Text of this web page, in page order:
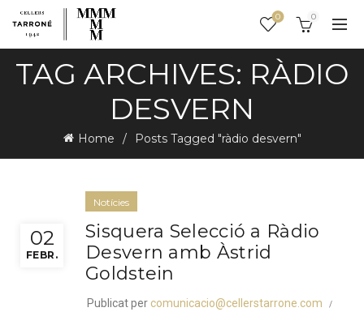
0 0
TAG ARCHIVES: RÀDIO
DESVERN
Home Posts Tagged "ràdio desvern"
02
FEBR.
Notícies
Sisquera Selecció a Ràdio
Desvern amb Àstrid
Goldstein
Publicat per comunicacio@cellerstarrone.com